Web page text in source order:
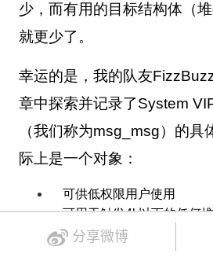
少，而有用的目标结构体（堆
就更少了。
幸运的是，我的队友
章中探索并记录了System
（我们称为msg_msg）的具
际上是一个对象：
可供低权限用户使用
可用于触发4k以下的任何
可被滥用于越界读写
分享微博